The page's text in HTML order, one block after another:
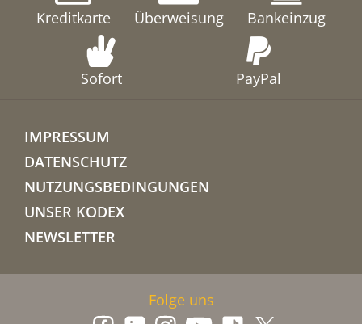
Kreditkarte Überweisung Bankeinzug
Sofort PayPal
IMPRESSUM
DATENSCHUTZ
NUTZUNGSBEDINGUNGEN
UNSER KODEX
NEWSLETTER
Folge uns